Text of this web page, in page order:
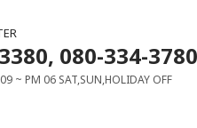
080-334-3780
~ PM 06 SAT,SUN,HOLIDAY OFF